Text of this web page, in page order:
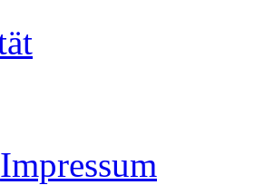
Impressum